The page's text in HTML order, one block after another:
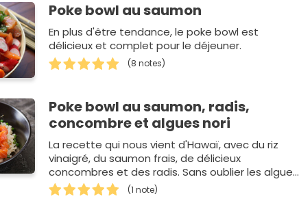
Poke bowl au saumon
En plus d'être tendance, le poke bowl est
délicieux et complet pour le déjeuner.
(8 notes)
Poke bowl au saumon, radis,
concombre et algues nori
La recette qui nous vient d'Hawaï, avec du riz
vinaigré, du saumon frais, de délicieux
concombres et des radis. Sans oublier les algues
nori !
(1 note)